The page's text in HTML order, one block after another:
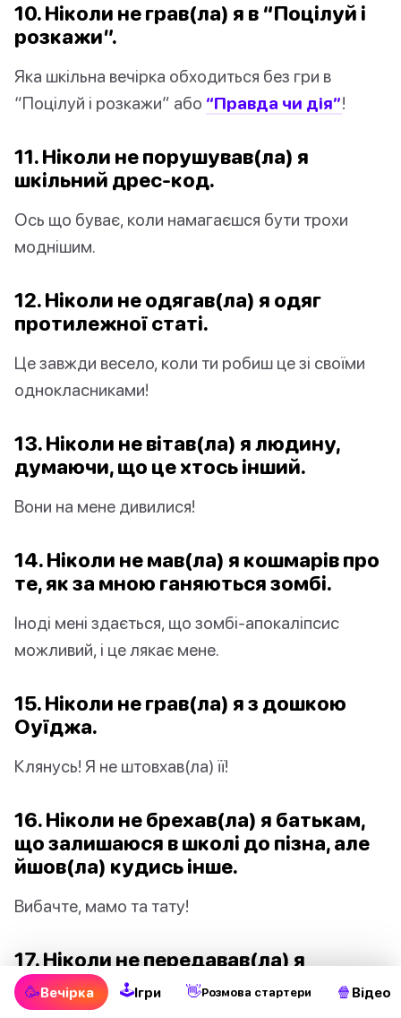
10. Ніколи не грав(ла) я в “Поцілуй і
розкажи”.
Яка шкільна вечірка обходиться без гри в
“Поцілуй і розкажи” або “Правда чи дія”!
11. Ніколи не порушував(ла) я
шкільний дрес-код.
Ось що буває, коли намагаєшся бути трохи
моднішим.
12. Ніколи не одягав(ла) я одяг
протилежної статі.
Це завжди весело, коли ти робиш це зі своїми
однокласниками!
13. Ніколи не вітав(ла) я людину,
думаючи, що це хтось інший.
Вони на мене дивилися!
14. Ніколи не мав(ла) я кошмарів про
те, як за мною ганяються зомбі.
Іноді мені здається, що зомбі-апокаліпсис
можливий, і це лякає мене.
15. Ніколи не грав(ла) я з дошкою
Оуїджа.
Клянусь! Я не штовхав(ла) її!
16. Ніколи не брехав(ла) я батькам,
що залишаюся в школі до пізна, але
йшов(ла) кудись інше.
Вибачте, мамо та тату!
17. Ніколи не передавав(ла) я
записки на уроці.
🥳Вечірка 🕹Ігри 👋Pозмова стартери 🍿 Відео